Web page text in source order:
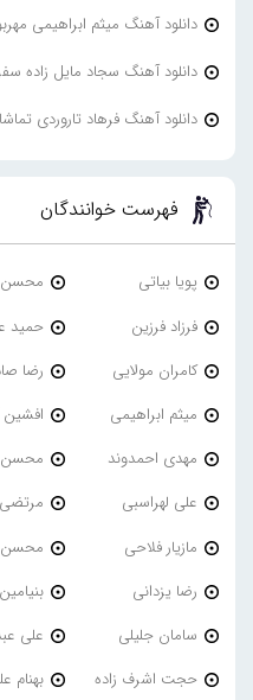
دانلود آهنگ میثم ابراهیمی
دانلود آهنگ سجاد مایل زاده
دانلود آهنگ فرهاد تاروردی
فهرست خوانندگان
پویا بیاتی
فرزاد فرزین
حمید
کامران مولایی
رضا
میثم ابراهیمی
مهدی احمدوند
محسن
علی لهراسبی
مازیار فلاحی
محسن
رضا یزدانی
سامان جلیلی
علی
حجت اشرف زاده
بهنام